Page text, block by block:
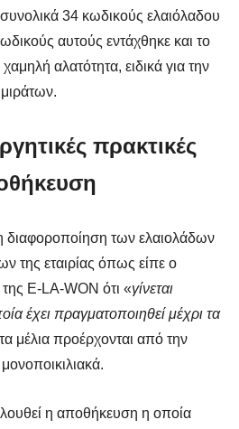
34 κωδικούς ελαιόλαδου
αυτούς εντάχθηκε και το
αλατότητα, ειδικά για την
πρακτικές
διαφοροποίηση των ελαιολάδων
της εταιρίας όπως είπε ο
Ε-LA-WON ότι «γίνεται
έχει πραγματοποιηθεί μέχρι τα
μέλια προέρχονται από την
η αποθήκευση η οποία